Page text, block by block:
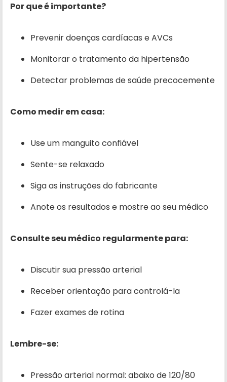
Por que é importante?
Prevenir doenças cardíacas e AVCs
Monitorar o tratamento da hipertensão
Detectar problemas de saúde precocemente
Como medir em casa:
Use um manguito confiável
Sente-se relaxado
Siga as instruções do fabricante
Anote os resultados e mostre ao seu médico
Consulte seu médico regularmente para:
Discutir sua pressão arterial
Receber orientação para controlá-la
Fazer exames de rotina
Lembre-se:
Pressão arterial normal: abaixo de 120/80